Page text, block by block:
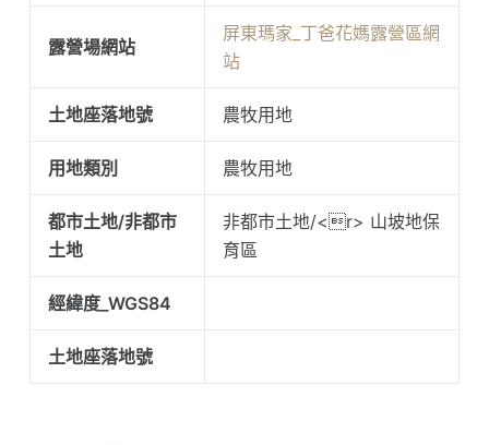
露營場網站
屏東瑪家_丁爸花媽露營區網
站
土地座落地號 農牧用地
用地類別 農牧用地
都市土地/非都市
土地
非都市土地/<r> 山坡地保
育區
經緯度_WGS84
土地座落地號